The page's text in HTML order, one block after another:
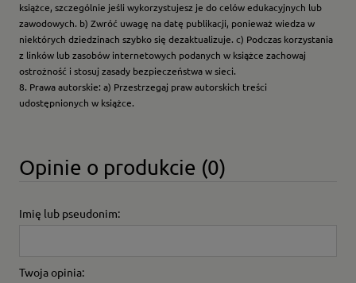
książce, szczególnie jeśli wykorzystujesz je do celów edukacyjnych lub
zawodowych. b) Zwróć uwagę na datę publikacji, ponieważ wiedza w
niektórych dziedzinach szybko się dezaktualizuje. c) Podczas korzystania
z linków lub zasobów internetowych podanych w książce zachowaj
ostrożność i stosuj zasady bezpieczeństwa w sieci.
8. Prawa autorskie: a) Przestrzegaj praw autorskich treści
udostępnionych w książce.
Opinie o produkcie (0)
Imię lub pseudonim:
Twoja opinia: